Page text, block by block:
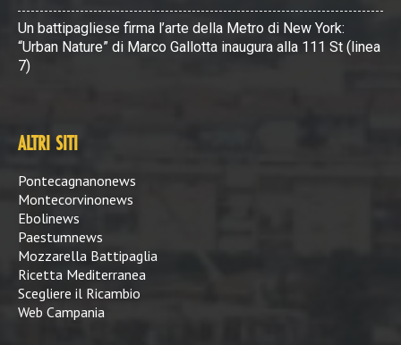
Un battipagliese firma l’arte della Metro di New York:
“Urban Nature” di Marco Gallotta inaugura alla 111 St (linea
7)
ALTRI SITI
Pontecagnanonews
Montecorvinonews
Ebolinews
Paestumnews
Mozzarella Battipaglia
Ricetta Mediterranea
Scegliere il Ricambio
Web Campania